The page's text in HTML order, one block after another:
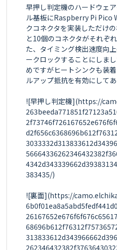
早押し判定機のハードウェ
ル基板にRaspberry Pi Pico
クコネクタを実装しただけ
と10個のコネクタがそれぞ
た、タイミング検出速度向
ークロックすることにしま
めですがヒートシンクも装
ルアップ抵抗を有効にしてあ
![早押し判定機](https://
383435/)
![裏面](https://